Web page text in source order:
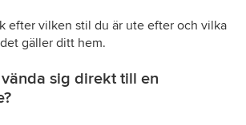
efter vilken stil du är ute efter och vilka
gäller ditt hem.
sig direkt till en